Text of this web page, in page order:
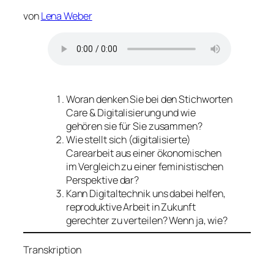
vonLena Weber
Woran denken Sie bei den Stichworten
Care & Digitalisierung und wie
gehören sie für Sie zusammen?
Wie stellt sich (digitalisierte)
Carearbeit aus einer ökonomischen
im Vergleich zu einer feministischen
Perspektive dar?
Kann Digitaltechnik uns dabei helfen,
reproduktive Arbeit in Zukunft
gerechter zu verteilen? Wenn ja, wie?
Transkription